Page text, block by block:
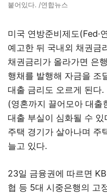
붙어있다. /연합뉴스
미국 연방준비제도(Fed·
예고한 뒤 국내외 채권금
채권금리가 올라가면 은
행채를 발행해 자금을 조
대출 금리도 오르게 된다.
(영혼까지 끌어모아 대출
대출 부실이 심화될 수
주택 경기가 살아나며 주
늘고 있다.
23일 금융권에 따르면 KB
협 등 5대 시중은행의 고